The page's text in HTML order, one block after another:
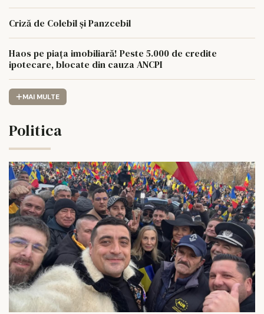
Criză de Colebil și Panzcebil
Haos pe piața imobiliară! Peste 5.000 de credite
ipotecare, blocate din cauza ANCPI
MAI MULTE
Politica